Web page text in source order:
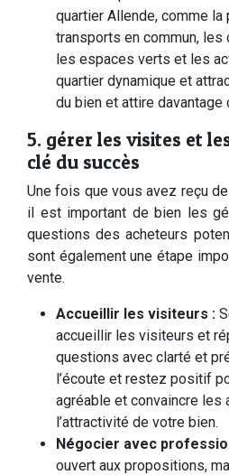
quartier Allende, comme
transports en commun,
les espaces verts et les
quartier dynamique et
du bien et attire davantage
5. gérer les visites et
clé du succès
Une fois que vous avez reçu
il est important de bien les
questions des acheteurs
sont également une étape
vente.
Accueillir les visiteurs :
accueillir les visiteurs et
questions avec clarté et
l’écoute et restez positif
agréable et convaincre les
l’attractivité de votre bien.
Négocier avec
ouvert aux propositions,